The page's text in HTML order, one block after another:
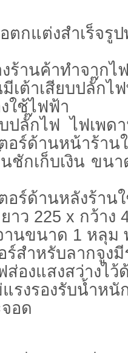
ตกแต่งสำเร็จรู
ร้านค้าทำจากไ
ต้าเสียบปลั๊กไฟ
ใช้ไฟฟ้า
บปลั๊กไฟ ไฟเพด
ร์ด้านหน้าร้าน
ชักเก็บเงิน ขน
ร์ด้านหลังร้านใ
าว 225 x กว้าง
านขนาด 1 หลุม
ร์สำหรับลากจู
ส่องแสงสว่างไ
รงรองรับน้ำห
อด